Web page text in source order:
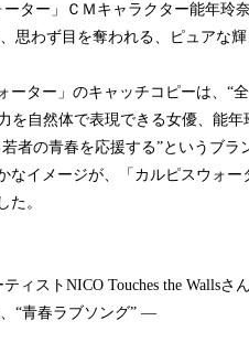
ター」ＣＭキャラクター能年玲
思わず目を奪われる、ピュアな
ーター」のキャッチコピーは、“
を自然体で表現できる女優、能年
者の青春を応援する”というブ
なイメージが、「カルピスウォ
た。
ィストNICO Touches the Wallsさ
“青春ラブソング” ―